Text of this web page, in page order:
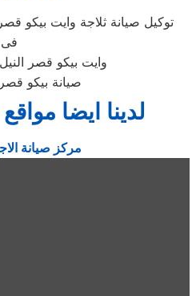
توكيل صيانة ثلاجة وايت بيكو
فى
وايت بيكو قصر النيل 01283377353
صيانة بيكو
لدينا ايضا
مركز صيانة